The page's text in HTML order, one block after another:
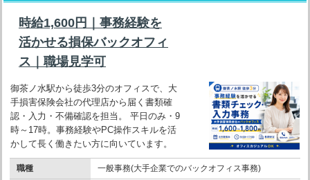
時給1,600円｜事務経験を
活かせる損保バックオフィ
ス｜職場見学可
御茶ノ水駅から徒歩3分のオフィスで、大
手損害保険会社の代理店から届く書類確
認・入力・不備確認を担当。 平日のみ・9
時～17時。事務経験やPC操作スキルを活
かして長く働きたい方に向いています。
職種 一般事務(大手企業でのバックオフィス事務)